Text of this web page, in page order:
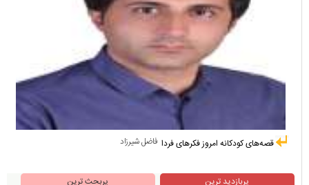
فاضل شیرزاد قصه‌های کودکانه امروز فکرهای فردا
پربازدید ترین
پربحث ترین